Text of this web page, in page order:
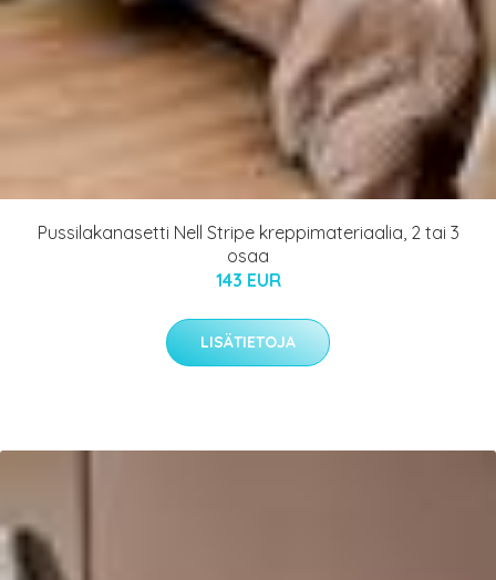
Pussilakanasetti Nell Stripe kreppimateriaalia, 2 tai 3
osaa
143 EUR
LISÄTIETOJA